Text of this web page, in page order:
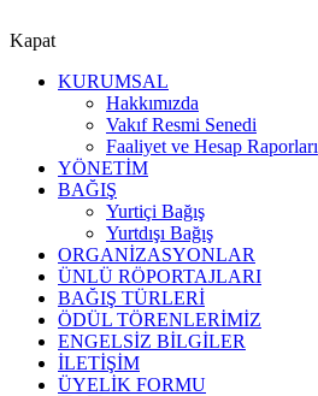
Kapat
KURUMSAL
Hakkımızda
Vakıf Resmi Senedi
Faaliyet ve Hesap Raporları
YÖNETİM
BAĞIŞ
Yurtiçi Bağış
Yurtdışı Bağış
ORGANİZASYONLAR
ÜNLÜ RÖPORTAJLARI
BAĞIŞ TÜRLERİ
ÖDÜL TÖRENLERİMİZ
ENGELSİZ BİLGİLER
İLETİŞİM
ÜYELİK FORMU